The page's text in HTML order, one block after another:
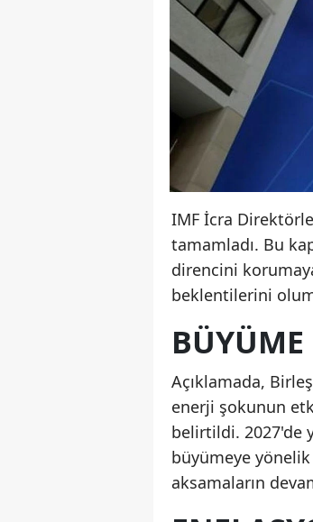
IMF İcra
tamamladı. Bu
direncini
beklentilerini
BÜYÜME
Açıklamada,
enerji şokunun
belirtildi. 2027'de
büyümeye
aksamaların